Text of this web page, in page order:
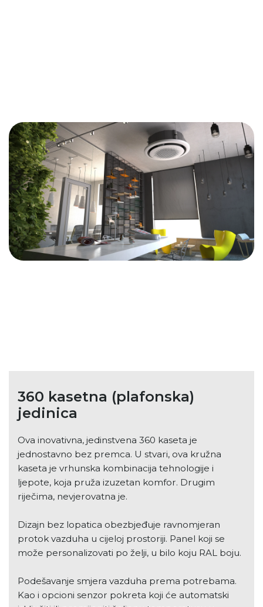
360 kasetna (plafonska)
jedinica
Ova inovativna, jedinstvena 360 kaseta je
jednostavno bez premca. U stvari, ova kružna
kaseta je vrhunska kombinacija tehnologije i
ljepote, koja pruža izuzetan komfor. Drugim
riječima, nevjerovatna je.
Dizajn bez lopatica obezbjeđuje ravnomjeran
protok vazduha u cijeloj prostoriji. Panel koji se
može personalizovati po želji, u bilo koju RAL boju.
Podešavanje smjera vazduha prema potrebama.
Kao i opcioni senzor pokreta koji će automatski